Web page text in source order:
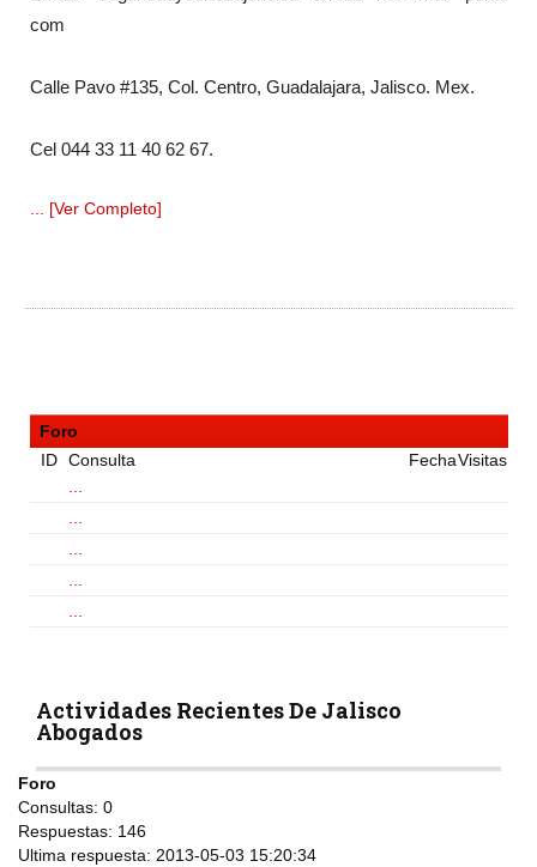
com
Calle Pavo #135, Col. Centro, Guadalajara, Jalisco. Mex.
Cel 044 33 11 40 62 67.
... [Ver Completo]
Foro
ID Consulta FechaVisitas
Actividades Recientes De Jalisco
Abogados
Foro
Consultas: 0
Respuestas: 146
Ultima respuesta: 2013-05-03 15:20:34